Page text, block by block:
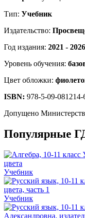
Тип: Учебник
Издательство:
Год издания: 2021 - 2026
Уровень обучения:
Цвет обложки:
ISBN: 978-5-09-081214-
Допущено
Популярные
Учебник
Учебник